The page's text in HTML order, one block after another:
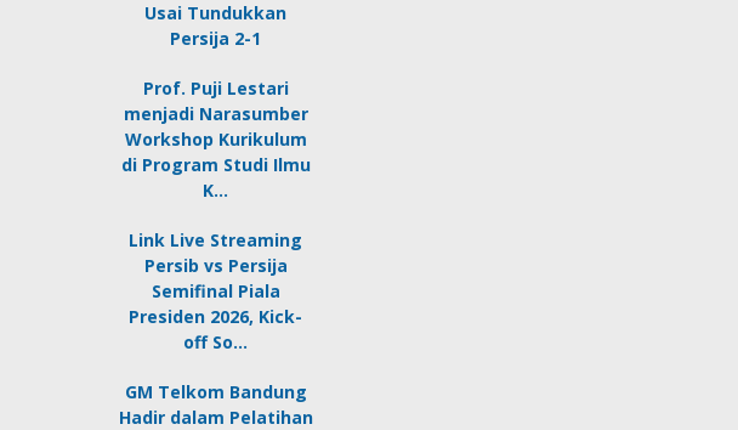
Usai Tundukkan
Persija 2-1
Prof. Puji Lestari
menjadi Narasumber
Workshop Kurikulum
di Program Studi Ilmu
K…
Link Live Streaming
Persib vs Persija
Semifinal Piala
Presiden 2026, Kick-
off So…
GM Telkom Bandung
Hadir dalam Pelatihan